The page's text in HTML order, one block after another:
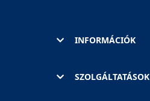
INFORMÁCIÓK
SZOLGÁLTATÁSOK